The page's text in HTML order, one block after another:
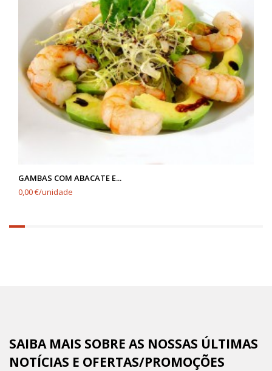
GAMBAS COM ABACATE E...
0,00 €/unidade
6.25%
SAIBA MAIS SOBRE AS NOSSAS ÚLTIMAS
NOTÍCIAS E OFERTAS/PROMOÇÕES